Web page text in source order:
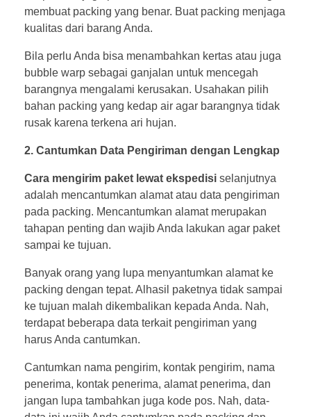
membuat packing yang benar. Buat packing menjaga
kualitas dari barang Anda.
Bila perlu Anda bisa menambahkan kertas atau juga
bubble warp sebagai ganjalan untuk mencegah
barangnya mengalami kerusakan. Usahakan pilih
bahan packing yang kedap air agar barangnya tidak
rusak karena terkena ari hujan.
2. Cantumkan Data Pengiriman dengan Lengkap
Cara mengirim paket lewat ekspedisi selanjutnya
adalah mencantumkan alamat atau data pengiriman
pada packing. Mencantumkan alamat merupakan
tahapan penting dan wajib Anda lakukan agar paket
sampai ke tujuan.
Banyak orang yang lupa menyantumkan alamat ke
packing dengan tepat. Alhasil paketnya tidak sampai
ke tujuan malah dikembalikan kepada Anda. Nah,
terdapat beberapa data terkait pengiriman yang
harus Anda cantumkan.
Cantumkan nama pengirim, kontak pengirim, nama
penerima, kontak penerima, alamat penerima, dan
jangan lupa tambahkan juga kode pos. Nah, data-